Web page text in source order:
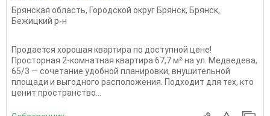
Брянская область, Городской округ Брянск, Брянск,
Бежицкий р-н
Продается хорошая квартира по доступной цене!
Просторная 2-комнатная квартира 67,7 м² на ул. Медведева,
65/3 — сочетание удобной планировки, внушительной
площади и выгодного расположения. Подходит для тех, кто
ценит пространство...